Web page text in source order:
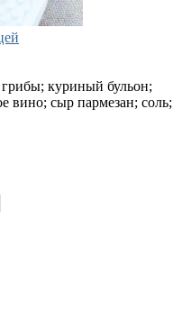
куриный бульон;
вино; сыр пармезан; соль;